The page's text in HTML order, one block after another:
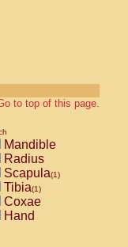
to top of this page.
Mandible
Radius
Scapula(1)
Tibia(1)
Coxae
Hand